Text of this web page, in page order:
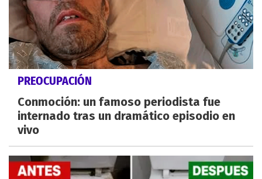
PREOCUPACIÓN
Conmoción: un famoso periodista fue
internado tras un dramático episodio en
vivo